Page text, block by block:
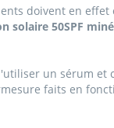
doivent en
solaire 50SPF
un sérum et
faits en